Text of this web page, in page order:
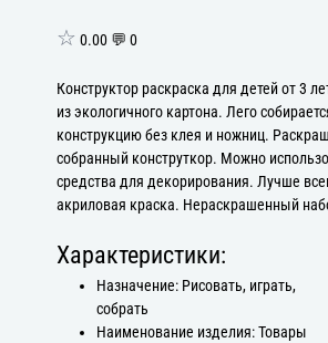
☆ 0.00 💬 0
Конструктор раскраска для детей от 3
из экологичного картона. Лего
конструкцию без клея и ножниц.
собранный конструткор. Можно
средства для декорирования. Лучше
акриловая краска. Нераскрашенный
Характеристики:
Назначение: Рисовать, играть,
собрать
Наименование изделия: Товары